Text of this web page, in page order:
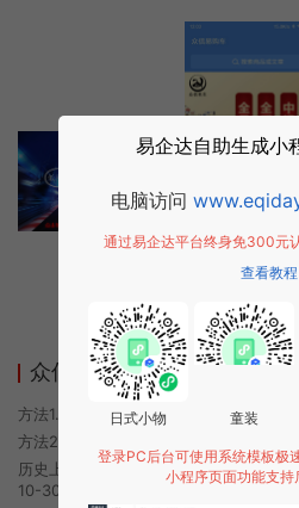
众信易购车小程序使用方法
方法1. 使用微信扫描本页面上方二维码进
方法2. 在微信中搜索“众信易购车”即可进
历史上的今时小程序由众信易购车团队
10-30 23:28发布
易企达自助生成小
电脑访问
通过易企达平台终身免300元
查看教程
日式小物 童装
登录PC后台可使用系统模板极
小程序页面功能支持